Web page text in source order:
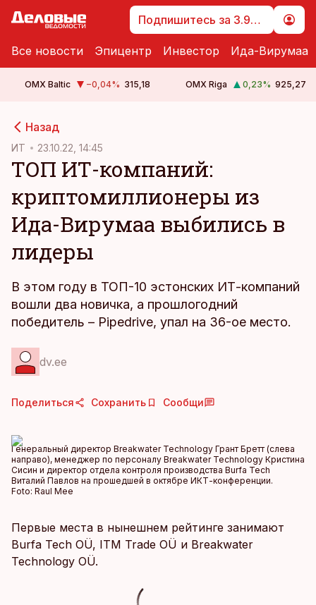
Подпишитесь за 3.99 €
Все новости Эпицентр Инвестор Ида-Вирумаа
OMX Baltic −0,04% 315,18 OMX Riga 0,23% 925,27
Назад
ИТ 23.10.22, 14:45
ТОП ИТ-компаний:
криптомиллионеры из
Ида-Вирумаа выбились в
лидеры
В этом году в ТОП-10 эстонских ИТ-компаний
вошли два новичка, а прошлогодний
победитель – Pipedrive, упал на 36-ое место.
dv.ee
Поделиться Сохранить Сообщи
Генеральный директор Breakwater Technology Грант Бретт (слева
направо), менеджер по персоналу Breakwater Technology Кристина
Сисин и директор отдела контроля производства Burfa Tech
Виталий Павлов на прошедшей в октябре ИКТ-конференции.
Foto: Raul Mee
Первые места в нынешнем рейтинге занимают
Burfa Tech OÜ, ITM Trade OÜ и Breakwater
Technology OÜ.